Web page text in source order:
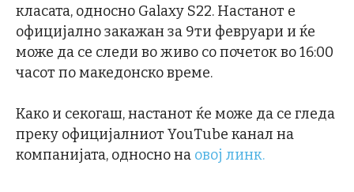
класата, односно Galaxy S22. Настанот е
официјално закажан за 9ти февруари и ќе
може да се следи во живо со почеток во 16:00
часот по македонско време.
Како и секогаш, настанот ќе може да се гледа
преку официјалниот YouTube канал на
компанијата, односно на овој линк.